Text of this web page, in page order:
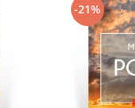
-21%